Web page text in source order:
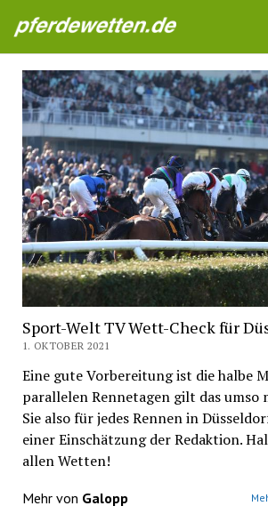
Pferdewetten News
Sport-Welt TV Wett-Check für
1. OKTOBER 2021
Eine gute Vorbereitung ist die halbe
parallelen Rennetagen gilt das umso
Sie also für jedes Rennen in
einer Einschätzung der Redaktion.
allen Wetten!
Mehr von Galopp